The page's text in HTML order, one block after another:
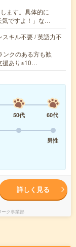
ます。具体的に
気ですよ！」な…
キル不要 / 英語力不
クのある方も歓
援あり※10…
50代
60代
男性
詳しく見る
ク事業部